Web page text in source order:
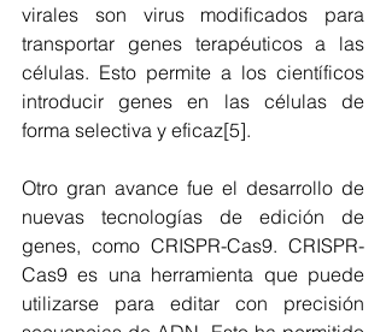
virales son virus modificados para
transportar genes terapéuticos a las
células. Esto permite a los científicos
introducir genes en las células de
forma selectiva y eficaz[5].
Otro gran avance fue el desarrollo de
nuevas tecnologías de edición de
genes, como CRISPR-Cas9. CRISPR-
Cas9 es una herramienta que puede
utilizarse para editar con precisión